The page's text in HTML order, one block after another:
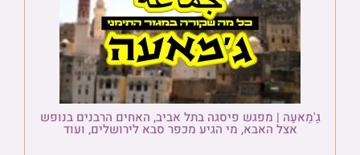
גַ'מַאעַה | מפגש פיסגה בתל אביב, האחים הרבנים בנופש
אצל האבא, מי הגיע מכפר סבא לירושלים, ועוד